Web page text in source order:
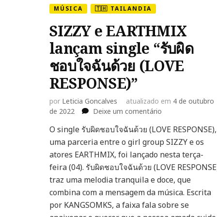
MÚSICA 🇹🇭 TAILANDIA
SIZZY e EARTHMIX
lançam single “รับผิด
ชอบใจฉันด้วย (LOVE
RESPONSE)”
por Leticia Goncalves atualizado em 4 de outubro
de 2022
Deixe um comentário
e
EARTHMIX
lançam
“รับ
ผิด
ชอบใจ
ฉัน
O single รับผิดชอบใจฉันด้วย (LOVE RESPONSE),
uma parceria entre o girl group SIZZY e os
atores EARTHMIX, foi lançado nesta terça-
feira (04). รับผิดชอบใจฉันด้วย (LOVE
traz uma melodia tranquila e doce, que
combina com a mensagem da música. Escrita
por KANGSOMKS, a faixa fala sobre se